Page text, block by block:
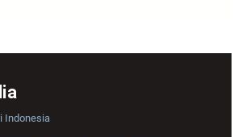
Indonesia